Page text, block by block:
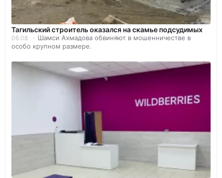
Тагильский строитель оказался на скамье подсудимых
06.08
Шамси Ахмадова обвиняют в мошенничестве в
особо крупном размере.